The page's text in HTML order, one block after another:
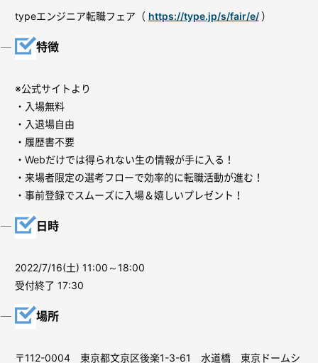
typeエンジニア転職フェア（ https://type.jp/s/fair/e/ ）
特徴
※公式サイトより
・入場無料
・入退場自由
・履歴書不要
・Webだけでは得られない生の情報が手に入る！
・来場者限定の選考フローで効率的に転職活動が進む！
・事前登録でスムーズに入場＆嬉しいプレゼント！
日時
2022/7/16(土) 11:00～18:00
受付終了 17:30
場所
〒112-0004 東京都文京区後楽1-3-61 水道橋 東京ドームシ